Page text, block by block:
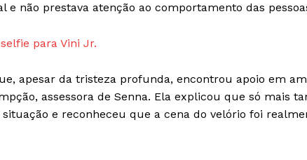
e não prestava atenção ao comportamento das
para Vini Jr.
apesar da tristeza profunda, encontrou apoio em
assessora de Senna. Ela explicou que só mais
e reconheceu que a cena do velório foi